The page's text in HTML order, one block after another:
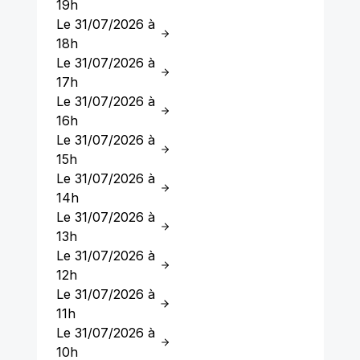
19h
Le 31/07/2026 à
18h
Le 31/07/2026 à
17h
Le 31/07/2026 à
16h
Le 31/07/2026 à
15h
Le 31/07/2026 à
14h
Le 31/07/2026 à
13h
Le 31/07/2026 à
12h
Le 31/07/2026 à
11h
Le 31/07/2026 à
10h